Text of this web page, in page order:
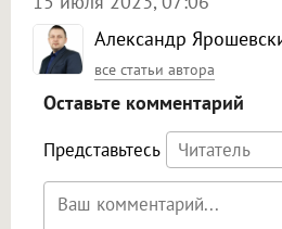
Александр
все статьи автора
Оставьте комментарий
Представьтесь